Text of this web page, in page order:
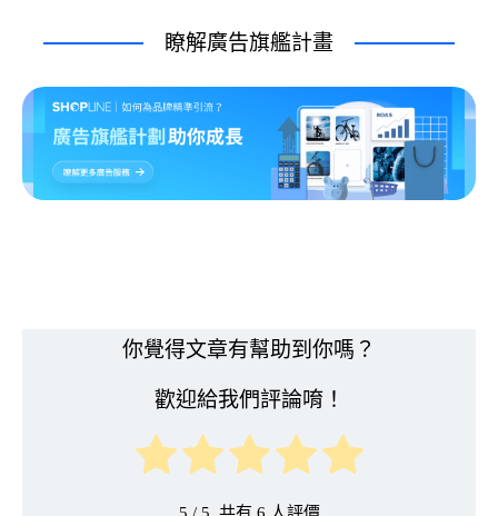
瞭解廣告旗艦計畫
你覺得文章有幫助到你嗎？
歡迎給我們評論唷！